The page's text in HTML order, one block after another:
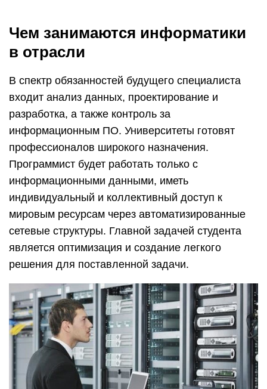
Чем занимаются информатики
в отрасли
В спектр обязанностей будущего специалиста
входит анализ данных, проектирование и
разработка, а также контроль за
информационным ПО. Университеты готовят
профессионалов широкого назначения.
Программист будет работать только с
информационными данными, иметь
индивидуальный и коллективный доступ к
мировым ресурсам через автоматизированные
сетевые структуры. Главной задачей студента
является оптимизация и создание легкого
решения для поставленной задачи.